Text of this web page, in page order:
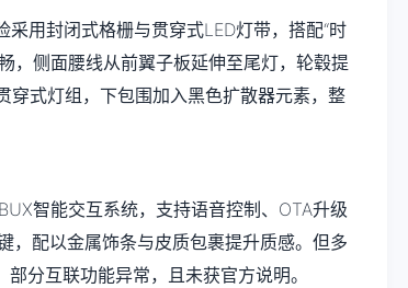
用封闭式格栅与贯穿式LED灯带，搭配“时
，侧面腰线从前翼子板延伸至尾灯，轮毂提
穿式灯组，下包围加入黑色扩散器元素，整
智能交互系统，支持语音控制、OTA升级
，配以金属饰条与皮质包裹提升质感。但多
分互联功能异常，且未获官方说明。